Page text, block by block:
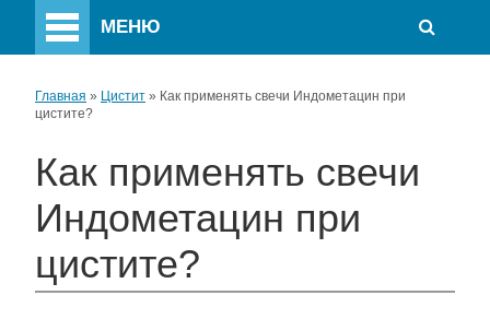
МЕНЮ
Главная » Цистит » Как применять свечи Индометацин при
цистите?
Как применять свечи
Индометацин при
цистите?